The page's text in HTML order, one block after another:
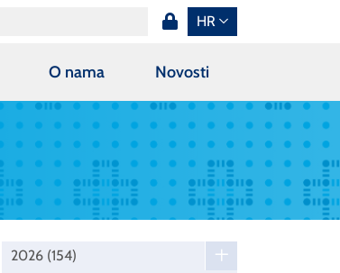
HR
O nama Novosti
2026 (154)